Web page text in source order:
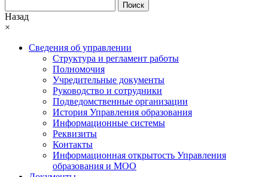
Поиск
Назад
×
Сведения об управлении
Структура и регламент работы
Полномочия
Учредительные документы
Руководство и сотрудники
Подведомственные организации
История Управления образования
Информационные системы
Реквизиты
Контакты
Информационная открытость Управления
образования и МОО